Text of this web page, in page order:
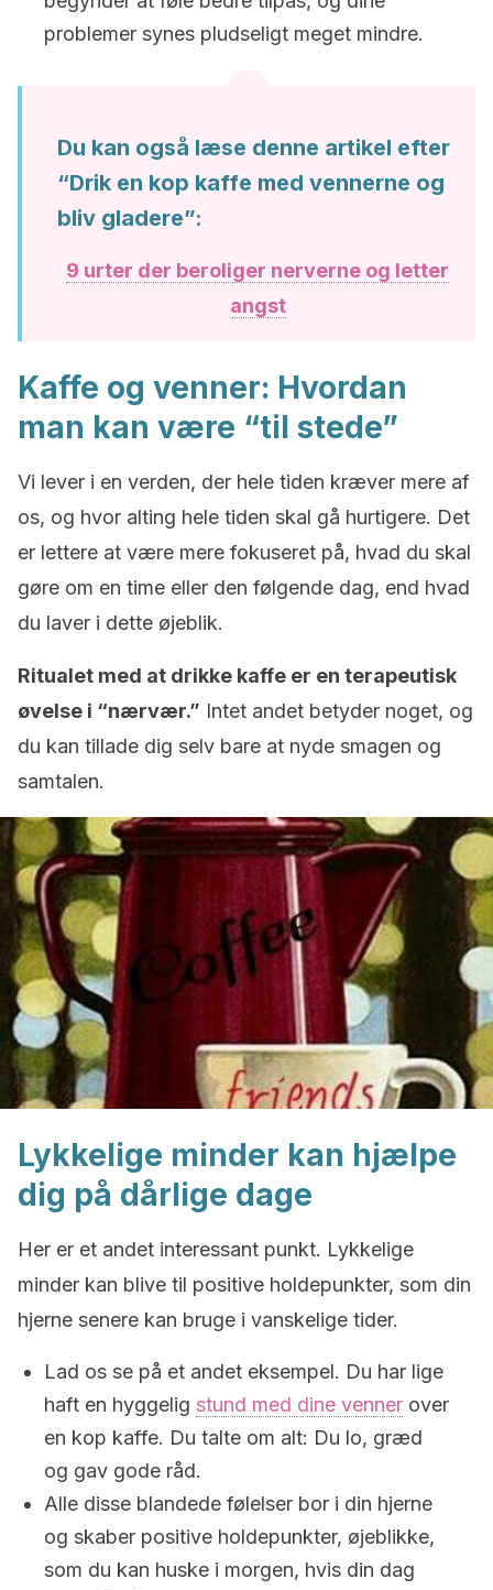
problemer synes pludseligt meget mindre.
Du kan også læse denne artikel efter
“Drik en kop kaffe med vennerne og
bliv gladere”:
9 urter der beroliger nerverne og letter
angst
Kaffe og venner: Hvordan
man kan være “til stede”
Vi lever i en verden, der hele tiden kræver mere af
os, og hvor alting hele tiden skal gå hurtigere. Det
er lettere at være mere fokuseret på, hvad du skal
gøre om en time eller den følgende dag, end hvad
du laver i dette øjeblik.
Ritualet med at drikke kaffe er en terapeutisk
øvelse i “nærvær.” Intet andet betyder noget, og
du kan tillade dig selv bare at nyde smagen og
samtalen.
Lykkelige minder kan hjælpe
dig på dårlige dage
Her er et andet interessant punkt. Lykkelige
minder kan blive til positive holdepunkter, som din
hjerne senere kan bruge i vanskelige tider.
Lad os se på et andet eksempel. Du har lige
haft en hyggelig stund med dine venner over
en kop kaffe. Du talte om alt: Du lo, græd
og gav gode råd.
Alle disse blandede følelser bor i din hjerne
og skaber positive holdepunkter, øjeblikke,
som du kan huske i morgen, hvis din dag